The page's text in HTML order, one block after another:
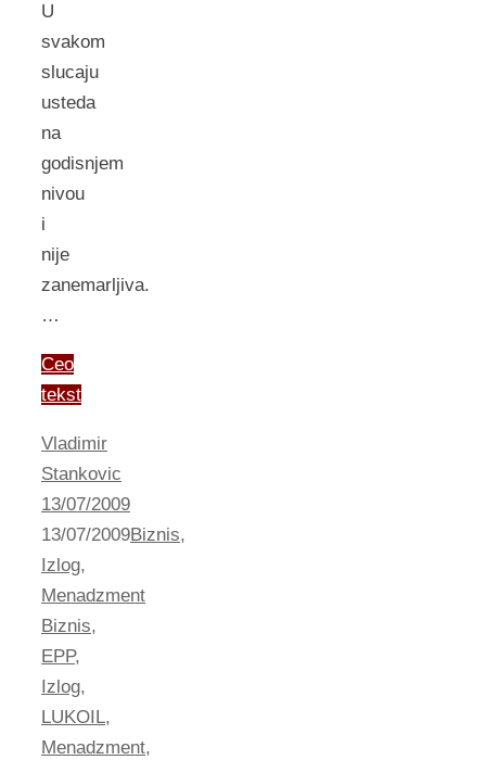
U
svakom
slucaju
usteda
na
godisnjem
nivou
i
nije
zanemarljiva.
…
Ceo
tekst
Vladimir
Stankovic
13/07/2009
13/07/2009Biznis,
Izlog,
Menadzment
Biznis,
EPP,
Izlog,
LUKOIL,
Menadzment,